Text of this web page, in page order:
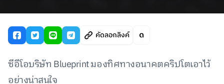
คัดลอกลิงค์
ซีอีโอบริษัท Blueprint มองทิศทางอนาคตคริปโตเอาไว้
อย่างน่าสนใจ